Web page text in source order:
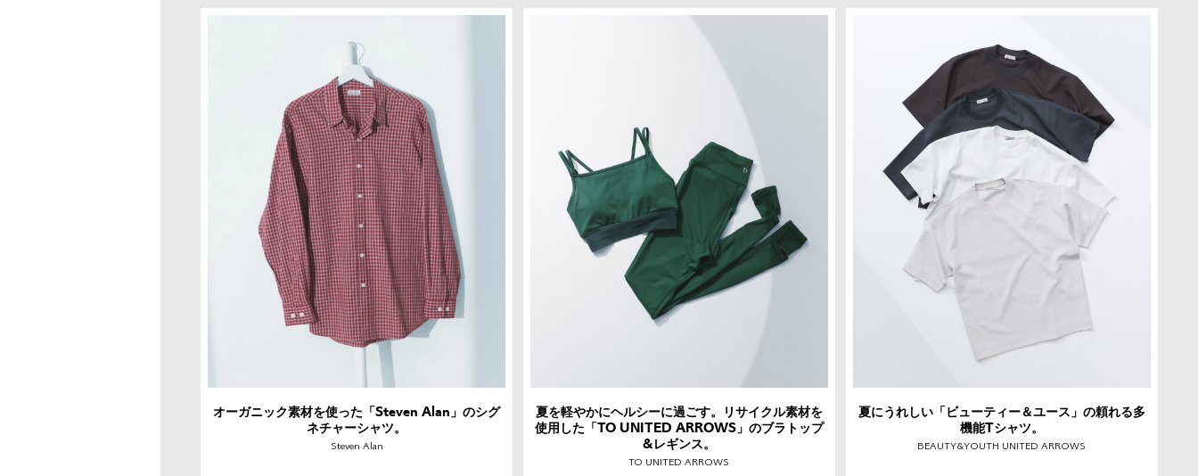
オーガニック素材を使った「Steven Alan」のシグ
ネチャーシャツ。
Steven Alan
夏を軽やかにヘルシーに過ごす。リサイクル素材を
使用した「TO UNITED ARROWS」のブラトップ
&レギンス。
TO UNITED ARROWS
夏にうれしい「ビューティー＆ユース」の頼れる多
機能Tシャツ。
BEAUTY&YOUTH UNITED ARROWS